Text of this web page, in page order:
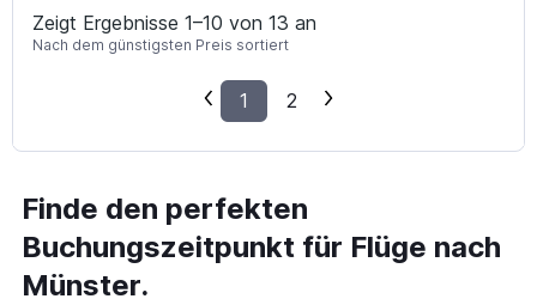
Zeigt Ergebnisse 1–10 von 13 an
Nach dem günstigsten Preis sortiert
1 2
Finde den perfekten
Buchungszeitpunkt für Flüge nach
Münster.